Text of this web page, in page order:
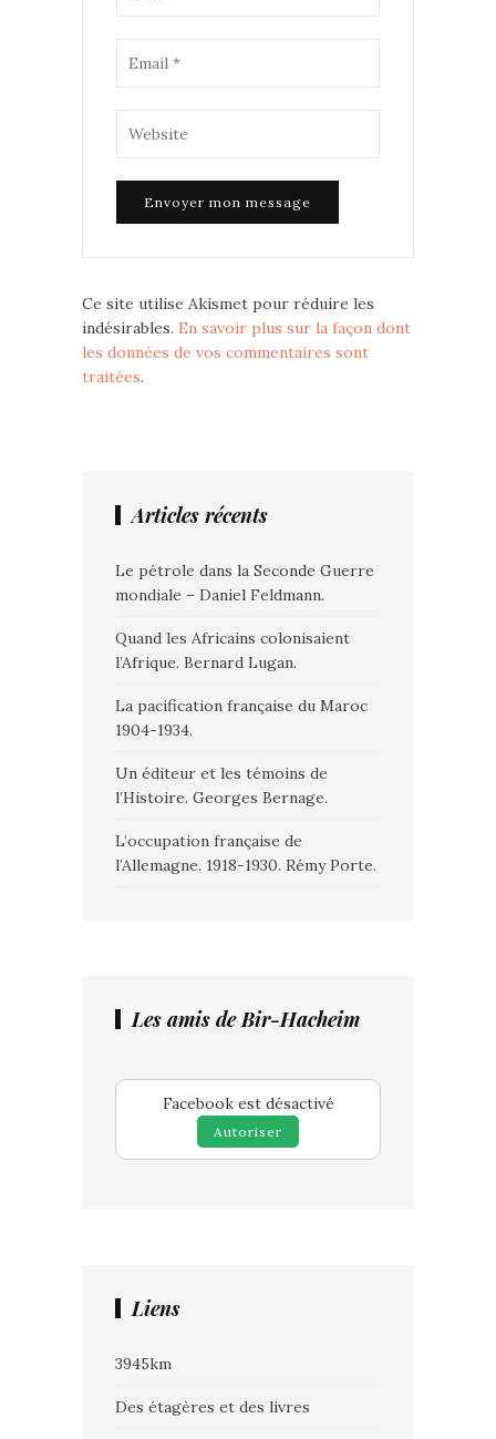
Ce site utilise Akismet pour réduire les
indésirables. En savoir plus sur la façon dont
les données de vos commentaires sont
traitées.
Articles récents
Le pétrole dans la Seconde Guerre
mondiale – Daniel Feldmann.
Quand les Africains colonisaient
l’Afrique. Bernard Lugan.
La pacification française du Maroc
1904-1934.
Un éditeur et les témoins de
l’Histoire. Georges Bernage.
L’occupation française de
l’Allemagne. 1918-1930. Rémy Porte.
Les amis de Bir-Hacheim
Facebook est désactivé
Autoriser
Liens
3945km
Des étagères et des livres